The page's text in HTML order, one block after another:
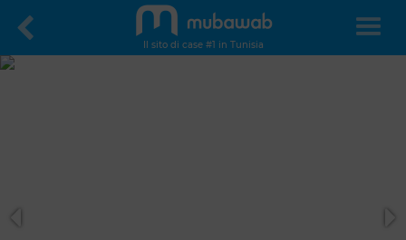
Il sito di case #1 in Tunisia